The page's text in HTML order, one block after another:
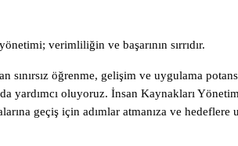
verimliliğin ve başarının sırrıdır.
sınırsız öğrenme, gelişim ve uygulama
yardımcı oluyoruz. İnsan Kaynakları
geçiş için adımlar atmanıza ve hedeflere